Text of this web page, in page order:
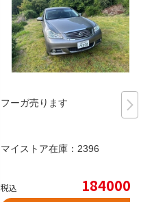
フーガ売ります
マイストア在庫： 2396
税込 184000